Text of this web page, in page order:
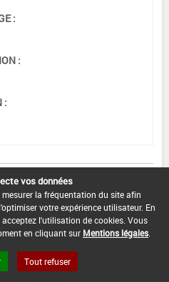
:
:
:
pépins*Trt
Plantes - Maladies
MAX
DÉLAIS AVANT
RÉCOLTE
vos données
la fréquentation du site afin
votre expérience utilisateur. En
l'utilisation de cookies. Vous
en cliquant sur Mentions légales
Tout refuser